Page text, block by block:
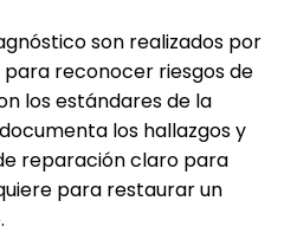
son realizados por
reconocer riesgos de
los estándares de la
los hallazgos y
reparación claro para
para restaurar un